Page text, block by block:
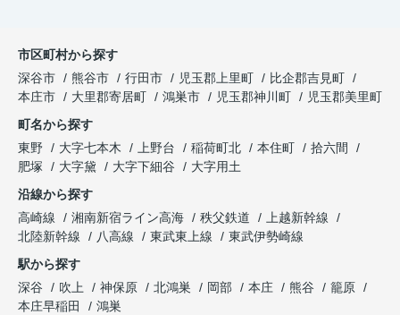
市区町村から探す
深谷市
熊谷市 行田市 児玉郡上里町
比企郡吉見町
本庄市
大里郡寄居町 鴻巣市 児玉郡神川町
児玉郡美里町
町名から探す
東野
大字七本木 上野台 稲荷町北 本住町
拾六間
肥塚
大字黛 大字下細谷
大字用土
沿線から探す
高崎線
湘南新宿ライン高海 秩父鉄道
上越新幹線
北陸新幹線
八高線 東武東上線
東武伊勢崎線
駅から探す
深谷
吹上 神保原 北鴻巣 岡部 本庄 熊谷
籠原
本庄早稲田
鴻巣